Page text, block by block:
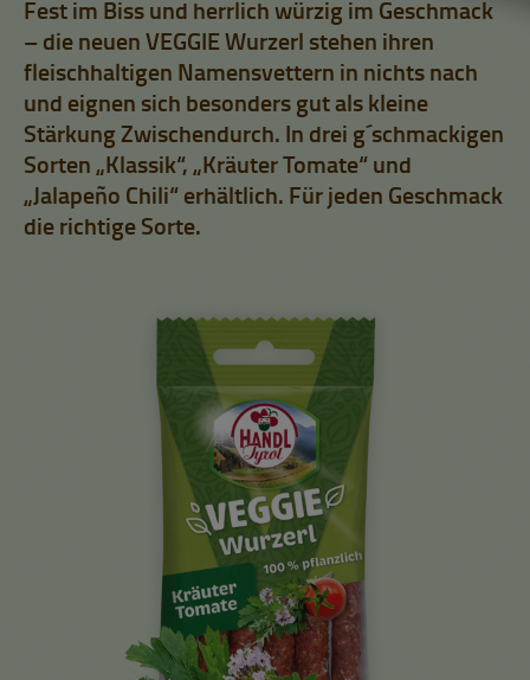
Fest im Biss und herrlich würzig im Geschmack
– die neuen VEGGIE Wurzerl stehen ihren
fleischhaltigen Namensvettern in nichts nach
und eignen sich besonders gut als kleine
Stärkung Zwischendurch. In drei g´schmackigen
Sorten „Klassik“, „Kräuter Tomate“ und
„Jalapeño Chili“ erhältlich. Für jeden Geschmack
die richtige Sorte.